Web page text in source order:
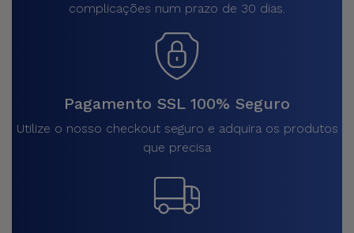
complicações num prazo de 30 dias.
Pagamento SSL 100% Seguro
Utilize o nosso checkout seguro e adquira os produtos
que precisa